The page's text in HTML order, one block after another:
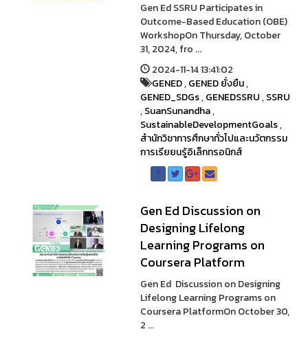
Gen Ed SSRU Participates in
Outcome-Based Education (OBE)
WorkshopOn Thursday, October
31, 2024, fro ...
2024-11-14 13:41:02
GENED,GENED ยั่งยืน,
GENED_SDGs,GENEDSSRU,SSRU
,SuanSunandha,
SustainableDevelopmentGoals,
สำนักวิชาการศึกษาทั่วไปและนวัตกรรม
การเรียยนรู้อิเล็กทรอนิกส์
Gen Ed Discussion on
Designing Lifelong
Learning Programs on
Coursera Platform
Gen Ed Discussion on Designing
Lifelong Learning Programs on
Coursera PlatformOn October 30,
2 ...